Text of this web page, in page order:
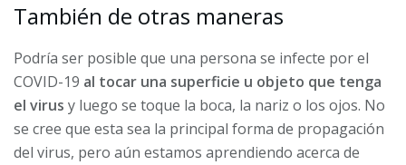
También de otras maneras
Podría ser posible que una persona se infecte por el
COVID-19 al tocar una superficie u objeto que tenga
el virus y luego se toque la boca, la nariz o los ojos. No
se cree que esta sea la principal forma de propagación
del virus, pero aún estamos aprendiendo acerca de